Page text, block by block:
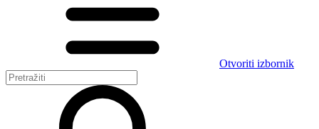
Otvoriti izbornik